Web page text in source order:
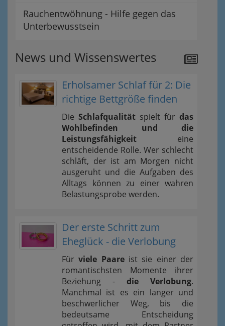
Rauchentwöhnung - Hilfe gegen das
Unterbewusstsein
News und Wissenswertes
Erholsamer Schlaf für 2: Die
richtige Bettgröße finden
Die Schlafqualität spielt für das
Wohlbefinden und die
Leistungsfähigkeit eine
entscheidende Rolle. Wer schlecht
schläft, der ist am Morgen nicht
ausgeruht und die Aufgaben des
Alltags können zu einer wahren
Belastungsprobe werden.
Der erste Schritt zum
Eheglück - die Verlobung
Fürviele Paareist sie einer der
romantischsten Momente ihrer
Beziehung - die Verlobung.
Manchmal ist es ein langer und
beschwerlicher Weg, bis die
bedeutsame Entscheidung